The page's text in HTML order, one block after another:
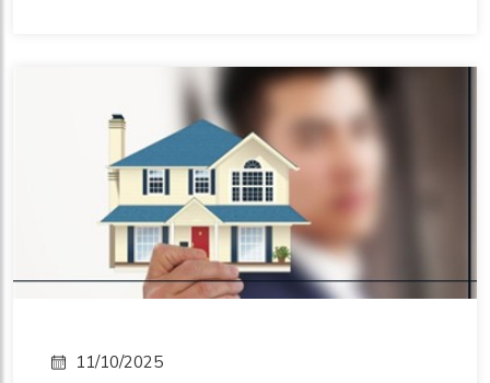
résidence, en tenant compte du climat québécois,
des subventions gouvernementales et de votre
situation particulière.
11/10/2025